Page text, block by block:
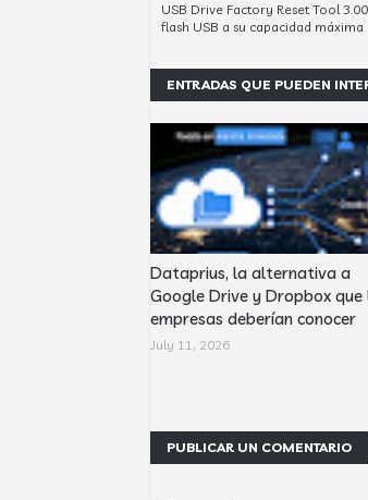
USB Drive Factory Reset Tool
flash USB a su capacidad máxima
ENTRADAS QUE PUEDEN
Dataprius, la alternativa a
Google Drive y Dropbox que
empresas deberían conocer
July 11, 2026
PUBLICAR UN COMENTARIO